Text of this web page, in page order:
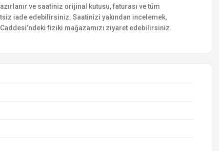
ve saatiniz orijinal kutusu, faturası ve tüm
iade edebilirsiniz. Saatinizi yakından incelemek,
fiziki mağazamızı ziyaret edebilirsiniz.